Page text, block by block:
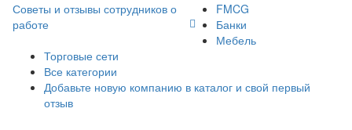
Советы и отзывы сотрудников о
работе
FMCG
Банки
Мебель
Торговые сети
Все категории
Добавьте новую компанию в каталог и свой первый
отзыв